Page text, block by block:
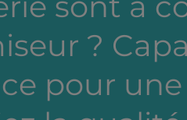
?
pour